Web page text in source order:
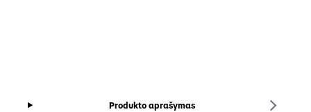
Produkto aprašymas